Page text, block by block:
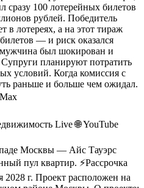
100 лотерейных билетов
рублей. Победитель
в лотереях, а на этот тираж
— и риск оказался
был шокирован и
планируют потратить
условий. Когда комиссия с
раньше и больше чем ожидал.
Live 🌐 YouTube
Москвы — Айс Тауэрс
пул квартир. ⚡Рассрочка
2028 г. Проект расположен на